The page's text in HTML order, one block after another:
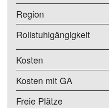
Region
Rollstuhlgängigkeit
Kosten
Kosten mit GA
Freie Plätze